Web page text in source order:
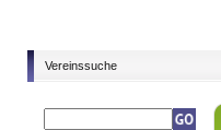
Vereinssuche